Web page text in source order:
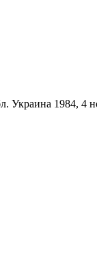
Украина 1984, 4